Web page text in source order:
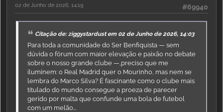
#69940
02 de Junho de 2026, 14:19
Citação de: ziggystardust em 02 de Junho de 2026, 14:03
Para toda a comunidade do Ser Benfiquista — sem
dúvida o fórum com maior elevação e paixão no debate
sobre o nosso grande clube —,preciso que me
iluminem: o Real Madrid quer o Mourinho, mas nem se
lembra do Marco Silva? É fascinante como o clube mais
titulado do mundo consegue a proeza de parecer
gerido por malta que confunde uma bola de futebol
com um melão...